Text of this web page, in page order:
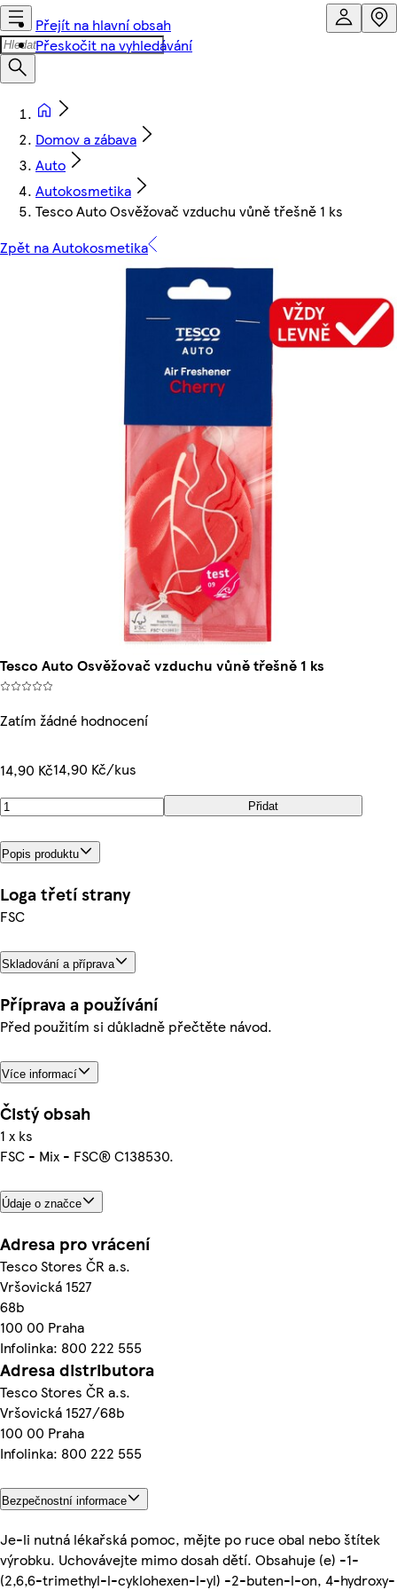
Přejít na hlavní obsah
Přeskočit na vyhledávání
Domov a zábava
Auto
Autokosmetika
Tesco Auto Osvěžovač vzduchu vůně třešně 1 ks
Zpět na Autokosmetika
Tesco Auto Osvěžovač vzduchu vůně třešně 1 ks
Zatím žádné hodnocení
14,90 Kč14,90 Kč/kus
Přidat
Popis produktu
Loga třetí strany
FSC
Skladování a příprava
Příprava a používání
Před použitím si důkladně přečtěte návod.
Více informací
Čistý obsah
1 x ks
FSC - Mix - FSC® C138530.
Údaje o značce
Adresa pro vrácení
Tesco Stores ČR a.s.
Vršovická 1527
68b
100 00 Praha
Infolinka: 800 222 555
Adresa distributora
Tesco Stores ČR a.s.
Vršovická 1527/68b
100 00 Praha
Infolinka: 800 222 555
Bezpečnostní informace
Je-li nutná lékařská pomoc, mějte po ruce obal nebo štítek
výrobku. Uchovávejte mimo dosah dětí. Obsahuje (e) -1-
(2,6,6-trimethyl-l-cyklohexen-l-yl) -2-buten-l-on, 4-hydroxy-